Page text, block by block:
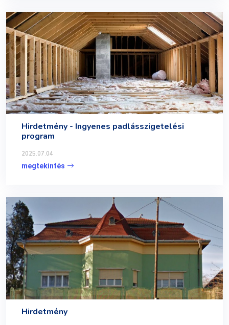
Hirdetmény - Ingyenes padlásszigetelési
program
2025.07.04
megtekintés
Hirdetmény